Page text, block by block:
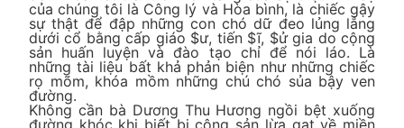
của chúng tôi là Công lý và Hòa bình, là chiếc gậy
sự thật để đập những con chó dữ đeo lủng lẳng
dưới cổ bằng cấp giáo $ư, tiến $ĩ, $ử gia do cộng
sản huấn luyện và đào tạo chỉ để nói láo. Là
những tài liệu bất khả phản biện như những chiếc
rọ mõm, khóa mồm những chú chó sủa bậy ven
đường.
Không cần bà Dương Thu Hương ngồi bệt xuống
đường khóc khi biết bị cộng sản lừa gạt về miền